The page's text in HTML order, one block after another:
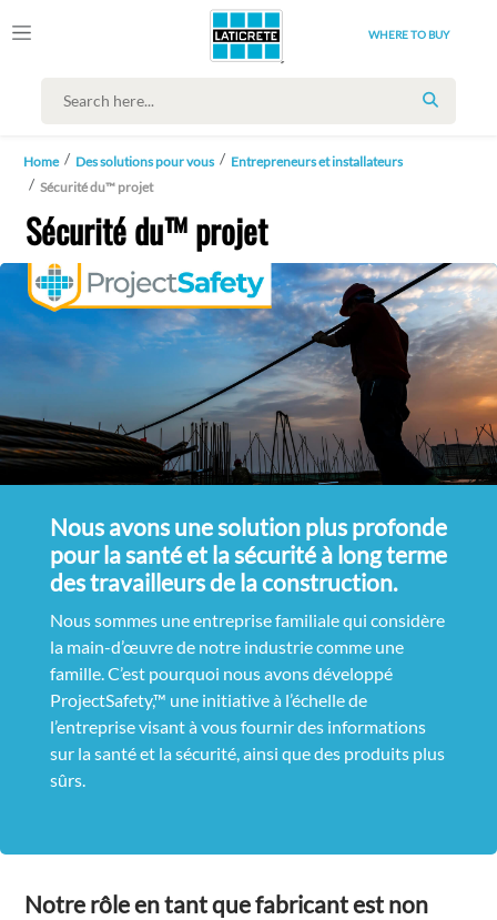
WHERE TO BUY
SEARCH
Home Des solutions pour vous
Entrepreneurs et installateurs
Sécurité du™ projet
Sécurité du™ projet
Nous avons une solution plus profonde
pour la santé et la sécurité à long terme
des travailleurs de la construction.
Nous sommes une entreprise familiale qui considère
la main-d’œuvre de notre industrie comme une
famille. C’est pourquoi nous avons développé
ProjectSafety,™ une initiative à l’échelle de
l’entreprise visant à vous fournir des informations
sur la santé et la sécurité, ainsi que des produits plus
sûrs.
Notre rôle en tant que fabricant est non